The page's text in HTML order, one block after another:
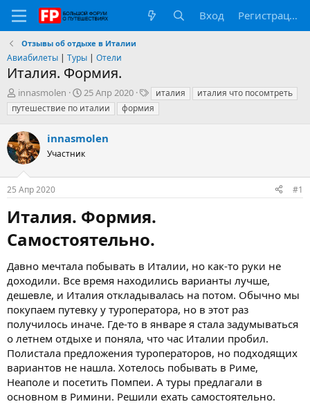
Вход Регистрация
Отзывы об отдыхе в Италии
Авиабилеты | Туры | Отели
Италия. Формия.
А
в
т
о
р
т
е
м
ы
innasmolen
Д
а
т
н
а
а
25 Апр 2020
Т
е
г
италия
италия что посомтреть
путешествие по италии
формия
innasmolen
Участник
25 Апр 2020 #1
Италия. Формия.
Самостоятельно.​
Давно мечтала побывать в Италии, но как-то руки не
доходили. Все время находились варианты лучше,
дешевле, и Италия откладывалась на потом. Обычно мы
покупаем путевку у туроператора, но в этот раз
получилось иначе. Где-то в январе я стала задумываться
о летнем отдыхе и поняла, что час Италии пробил.
Полистала предложения туроператоров, но подходящих
вариантов не нашла. Хотелось побывать в Риме,
Неаполе и посетить Помпеи. А туры предлагали в
основном в Римини. Решили ехать самостоятельно.